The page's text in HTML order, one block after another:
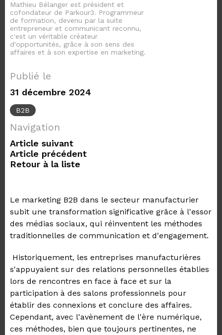
Mathieu Bélanger est président et
cofondateur de Parkour3. Programmeur
de formation, devenu par la suite
entrepreneur et communicant reconnu,
c'est un véritable créateur
d'opportunités, grâce à son sens des
affaires et à son expertise en marketing.
Publié le
31 décembre 2024
B2B
Navigation
Article suivant
Article précédent
Retour à la liste
Le marketing B2B dans le secteur manufacturier
subit une transformation significative grâce à l'essor
des médias sociaux, qui réinventent les méthodes
traditionnelles de communication et d'engagement.
Historiquement, les entreprises manufacturières
s'appuyaient sur des relations personnelles établies
lors de rencontres en face à face et sur la
participation à des salons professionnels pour
établir des connexions et conclure des affaires.
Cependant, avec l'avènement de l'ère numérique,
ces méthodes, bien que toujours pertinentes, ne